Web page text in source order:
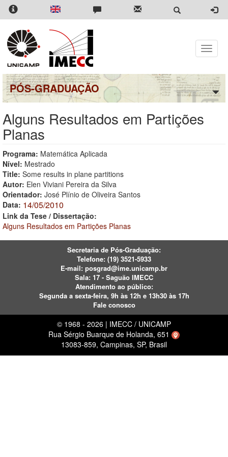
Pular
para
conteúdo
principal
Toggle
PÓS-GRADUAÇÃO
Alguns Resultados em Partições
Planas
Programa: Matemática Aplicada
Nível: Mestrado
Title: Some results in plane partitions
Autor: Elen Viviani Pereira da Silva
Orientador: José Plínio de Oliveira Santos
Data: 14/05/2010
Link da Tese / Dissertação:
Alguns Resultados em Partições Planas
Secretaria de Pós-Graduação:
Telefone: (19) 3521-5933
E-mail: posgrad@ime.unicamp.br
Sala: 17 - Saguão IMECC
Atendimento ao público:
Segunda a sexta-feira, 9h às 12h e 13h30 às 17h
Fale conosco
© 1968 - 2026 | IMECC / UNICAMP
Rua Sérgio Buarque de Holanda, 651
13083-859, Campinas, SP, Brasil